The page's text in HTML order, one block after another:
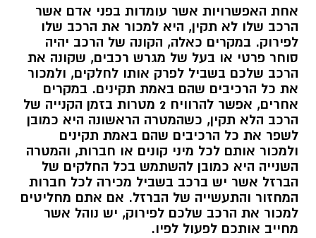
אחת האפשרויות אשר עומדות בפני אדם אשר
הרכב שלו לא תקין, היא למכור את הרכב שלו
לפירוק. במקרים כאלה, הקונה של הרכב יהיה
סוחר פרטי או בעל של מגרש רכבים, שקונה את
הרכב שלכם בשביל לפרק אותו לחלקים, ולמכור
את כל הרכיבים שהם באמת תקינים. במקרים
אחרים, אפשר להרוויח 2 מטרות בזמן הקנייה של
הרכב הלא תקין, כשהמטרה הראשונה היא כמובן
לשפר את כל הרכיבים שהם באמת תקינים
ולמכור אותם לכל מיני קונים או חברות, והמטרה
השנייה היא כמובן להשתמש בכל החלקים של
הברזל אשר יש ברכב בשביל מכירה לכל חברות
המחזור והתעשייה של הברזל. אם אתם מחליטים
למכור את הרכב שלכם לפירוק, יש נוהל אשר
מחייב אותכם לפעול לפיו.